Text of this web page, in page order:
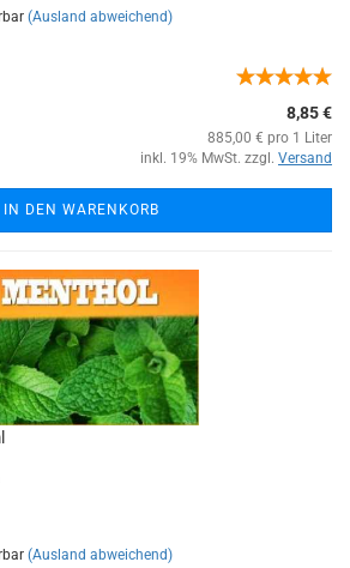
(Ausland abweichend)
8,85 €
885,00 € pro 1 Liter
inkl. 19% MwSt. zzgl. Versand
IN DEN WARENKORB
(Ausland abweichend)